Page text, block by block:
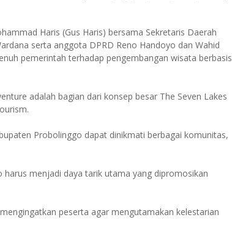
Haris (Gus Haris) bersama Sekretaris Daerah
serta anggota DPRD Reno Handoyo dan Wahid
pemerintah terhadap pengembangan wisata berbasis
adalah bagian dari konsep besar The Seven Lakes
Probolinggo dapat dinikmati berbagai komunitas,
menjadi daya tarik utama yang dipromosikan
peserta agar mengutamakan kelestarian